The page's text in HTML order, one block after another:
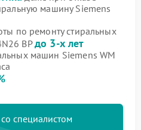
машину Siemens
по ремонту стиральных
BPдо 3-х лет
машин Siemens WM
специалистом